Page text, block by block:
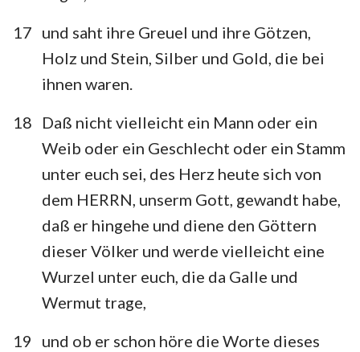
3 4 5 6
8
9 10 11 12 13
14
15
16 17 18 19 20
21
22
23 24 25 26 27
28
32
17 und saht ihre Greuel und ihre Götzen,
Holz und Stein, Silber und Gold, die bei
ihnen waren.
18
Daß nicht vielleicht ein Mann oder ein
Weib oder ein Geschlecht oder ein Stamm
unter euch sei, des Herz heute sich von
dem HERRN, unserm Gott, gewandt habe,
daß er hingehe und diene den Göttern
dieser Völker und werde vielleicht eine
Wurzel unter euch, die da Galle und
Wermut trage,
19
und ob er schon höre die Worte dieses